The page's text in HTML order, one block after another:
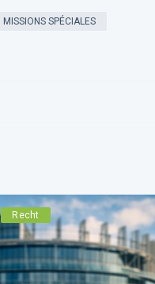
MISSIONS SPÉCIALES
Recht